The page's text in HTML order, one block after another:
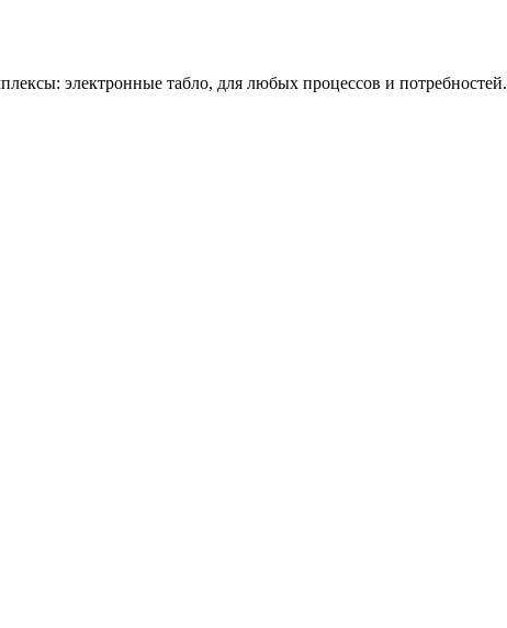
электронные табло, для любых процессов и потребностей.